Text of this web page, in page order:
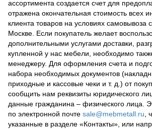
ассортимента создается счет для
отражена окончательная стоимость всех
клиента товаров на условиях самовывоза
Москве. Если покупатель желает
дополнительными услугами доставки,
купленной у нас мебели, необходимо
менеджеру. Для оформления счета и
набора необходимых документов
приходные и кассовые чеки и т. д.) от
сообщить нам реквизиты юридического
данные гражданина – физического лица.
по электронной почте sale@mebmetall.ru ,
указанные в разделе «Контакты», или